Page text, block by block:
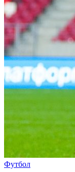
Футбол